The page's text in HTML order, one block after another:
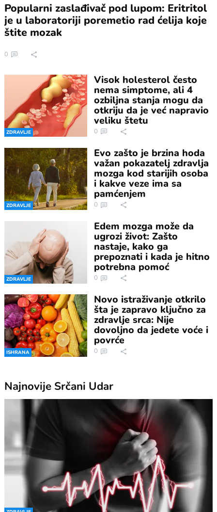
Popularni zaslađivač pod lupom: Eritritol
je u laboratoriji poremetio rad ćelija koje
štite mozak
0
ZDRAVLJE
Visok holesterol često
nema simptome, ali 4
ozbiljna stanja mogu da
otkriju da je već napravio
veliku štetu
0
ZDRAVLJE
Evo zašto je brzina hoda
važan pokazatelj zdravlja
mozga kod starijih osoba
i kakve veze ima sa
pamćenjem
0
ZDRAVLJE
Edem mozga može da
ugrozi život: Zašto
nastaje, kako ga
prepoznati i kada je hitno
potrebna pomoć
0
ISHRANA
Novo istraživanje otkrilo
šta je zapravo ključno za
zdravlje srca: Nije
dovoljno da jedete voće i
povrće
0
Najnovije Srčani Udar